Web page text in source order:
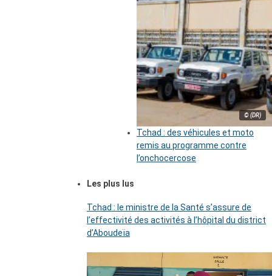
© (DR)
Tchad : des véhicules et moto
remis au programme contre
l’onchocercose
Les plus lus
Tchad : le ministre de la Santé s’assure de
l’effectivité des activités à l’hôpital du district
d’Aboudeïa